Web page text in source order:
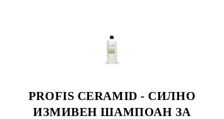
PROFIS CERAMID - СИЛНО
ИЗМИВЕН ШАМПОАН ЗА